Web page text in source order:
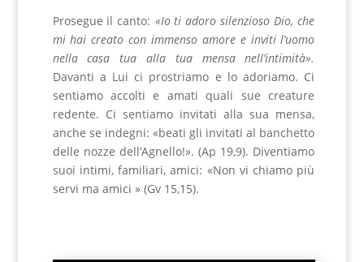
Prosegue il canto: «Io ti adoro silenzioso Dio, che
mi hai creato con immenso amore e inviti l’uomo
nella casa tua alla tua mensa nell’intimità».
Davanti a Lui ci prostriamo e lo adoriamo. Ci
sentiamo accolti e amati quali sue creature
redente. Ci sentiamo invitati alla sua mensa,
anche se indegni: «beati gli invitati al banchetto
delle nozze dell’Agnello!». (Ap 19,9). Diventiamo
suoi intimi, familiari, amici: «Non vi chiamo più
servi ma amici » (Gv 15,15).